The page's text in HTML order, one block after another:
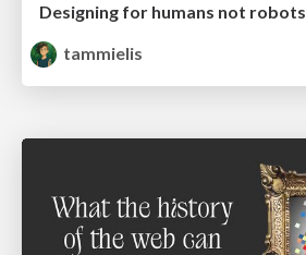
Designing for humans not robots
tammielis